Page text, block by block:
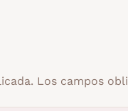
Los campos